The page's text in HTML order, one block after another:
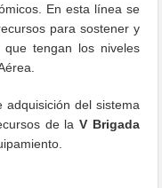
En esta línea se
para sostener y
tengan los niveles
adquisición del sistema
de la V Brigada